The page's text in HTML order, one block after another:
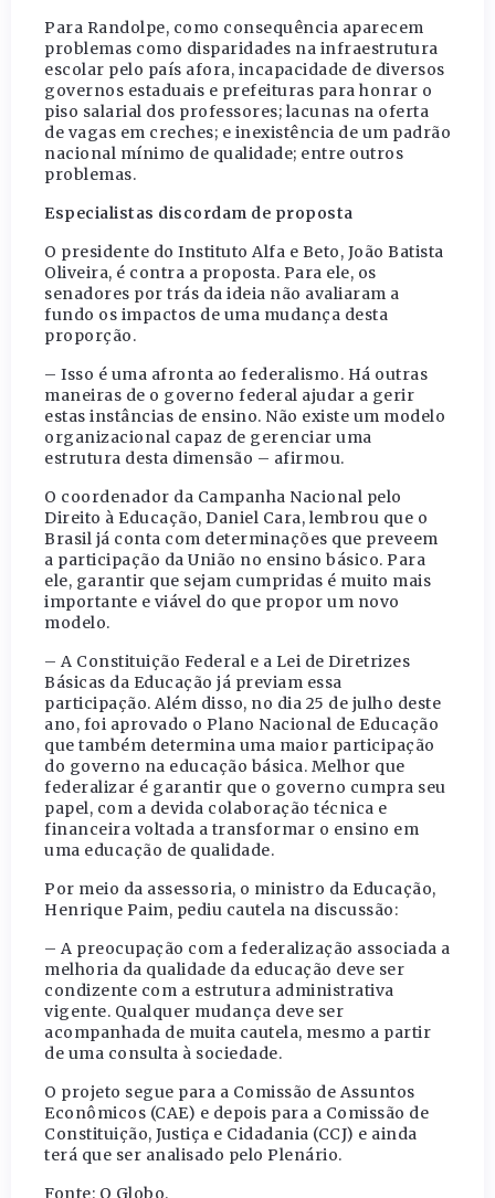
Para Randolpe, como consequência aparecem
problemas como disparidades na infraestrutura
escolar pelo país afora, incapacidade de diversos
governos estaduais e prefeituras para honrar o
piso salarial dos professores; lacunas na oferta
de vagas em creches; e inexistência de um padrão
nacional mínimo de qualidade; entre outros
problemas.
Especialistas discordam de proposta
O presidente do Instituto Alfa e Beto, João Batista
Oliveira, é contra a proposta. Para ele, os
senadores por trás da ideia não avaliaram a
fundo os impactos de uma mudança desta
proporção.
– Isso é uma afronta ao federalismo. Há outras
maneiras de o governo federal ajudar a gerir
estas instâncias de ensino. Não existe um modelo
organizacional capaz de gerenciar uma
estrutura desta dimensão – afirmou.
O coordenador da Campanha Nacional pelo
Direito à Educação, Daniel Cara, lembrou que o
Brasil já conta com determinações que preveem
a participação da União no ensino básico. Para
ele, garantir que sejam cumpridas é muito mais
importante e viável do que propor um novo
modelo.
– A Constituição Federal e a Lei de Diretrizes
Básicas da Educação já previam essa
participação. Além disso, no dia 25 de julho deste
ano, foi aprovado o Plano Nacional de Educação
que também determina uma maior participação
do governo na educação básica. Melhor que
federalizar é garantir que o governo cumpra seu
papel, com a devida colaboração técnica e
financeira voltada a transformar o ensino em
uma educação de qualidade.
Por meio da assessoria, o ministro da Educação,
Henrique Paim, pediu cautela na discussão:
– A preocupação com a federalização associada a
melhoria da qualidade da educação deve ser
condizente com a estrutura administrativa
vigente. Qualquer mudança deve ser
acompanhada de muita cautela, mesmo a partir
de uma consulta à sociedade.
O projeto segue para a Comissão de Assuntos
Econômicos (CAE) e depois para a Comissão de
Constituição, Justiça e Cidadania (CCJ) e ainda
terá que ser analisado pelo Plenário.
Fonte: O Globo.